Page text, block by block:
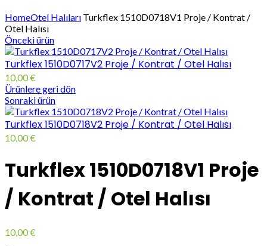
HomeOtel Halıları Turkflex 1510D0718V1 Proje / Kontrat /
Otel Halısı
Önceki ürün
Turkflex 1510D0717V2 Proje / Kontrat / Otel Halısı
10,00€
Ürünlere geri dön
Sonraki ürün
Turkflex 1510D0718V2 Proje / Kontrat / Otel Halısı
10,00€
Turkflex 1510D0718V1 Proje
/ Kontrat / Otel Halısı
10,00€